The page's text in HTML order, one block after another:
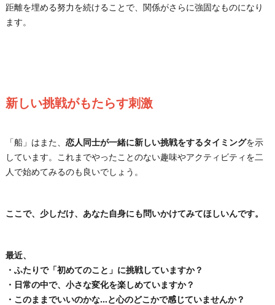
距離を埋める努力を続けることで、関係がさらに強固なものになり
ます。
新しい挑戦がもたらす刺激
「船」はまた、 恋人同士が一緒に新しい挑戦をするタイミングを示
しています。これまでやったことのない趣味やアクティビティを二
人で始めてみるのも良いでしょう。
ここで、少しだけ、あなた自身にも問いかけてみてほしいんです。
最近、
・ふたりで「初めてのこと」に挑戦していますか？
・日常の中で、小さな変化を楽しめていますか？
・このままでいいのかな…と心のどこかで感じていませんか？